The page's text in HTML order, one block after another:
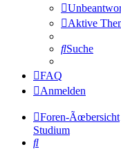
Aktive
Suche
FAQ
Anmelden
Foren-Ãœbersicht
Studium
Suche